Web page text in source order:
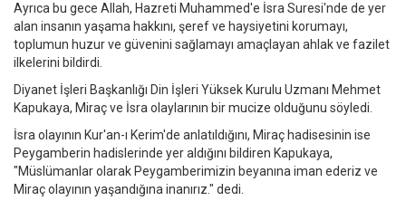
Ayrıca bu gece Allah, Hazreti Muhammed'e İsra Suresi'nde de yer
alan insanın yaşama hakkını, şeref ve haysiyetini korumayı,
toplumun huzur ve güvenini sağlamayı amaçlayan ahlak ve fazilet
ilkelerini bildirdi.
Diyanet İşleri Başkanlığı Din İşleri Yüksek Kurulu Uzmanı Mehmet
Kapukaya, Miraç ve İsra olaylarının bir mucize olduğunu söyledi.
İsra olayının Kur'an-ı Kerim'de anlatıldığını, Miraç hadisesinin ise
Peygamberin hadislerinde yer aldığını bildiren Kapukaya,
"Müslümanlar olarak Peygamberimizin beyanına iman ederiz ve
Miraç olayının yaşandığına inanırız." dedi.